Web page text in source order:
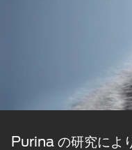
Purina の研究によ